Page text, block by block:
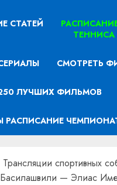
СТАТЕЙ
СМОТРЕТЬ
ЛУЧШИХ ФИЛЬМОВ
РАСПИСАНИЕ
Трансляции спортивных
— Элиас